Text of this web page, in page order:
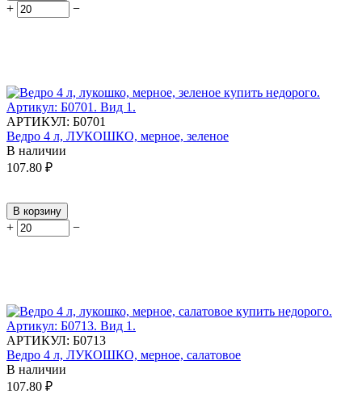
+ −
АРТИКУЛ: Б0701
Ведро 4 л, ЛУКОШКО, мерное, зеленое
В наличии
107.80 ₽
В корзину
+ −
АРТИКУЛ: Б0713
Ведро 4 л, ЛУКОШКО, мерное, салатовое
В наличии
107.80 ₽